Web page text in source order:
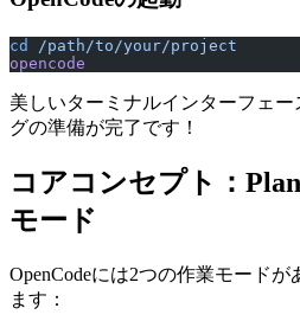
cd
/path/to/your/project
opencode
美しいターミナルインターフェ
グの準備が完了です！
コアコンセプト：
モード
OpenCodeには2つの作業モードが
ます：